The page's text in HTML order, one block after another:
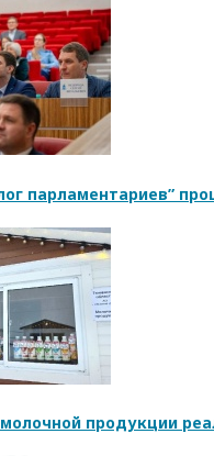
парламентариев”
молочной продукции